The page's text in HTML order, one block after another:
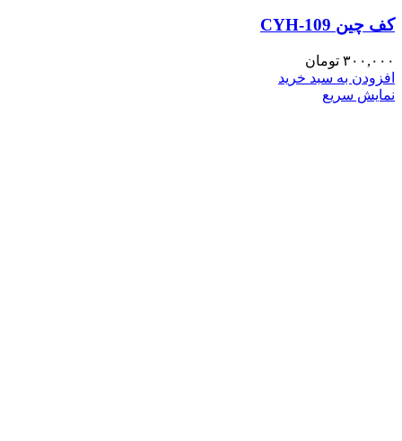
کف چین CYH-109
۳۰۰,۰۰۰ تومان
افزودن به سبد خرید
نمایش سریع